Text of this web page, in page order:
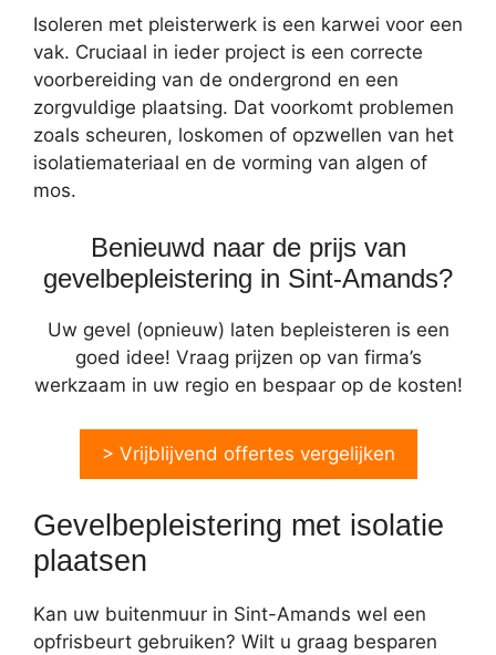
Isoleren met pleisterwerk is een karwei voor een
vak. Cruciaal in ieder project is een correcte
voorbereiding van de ondergrond en een
zorgvuldige plaatsing. Dat voorkomt problemen
zoals scheuren, loskomen of opzwellen van het
isolatiemateriaal en de vorming van algen of
mos.
Benieuwd naar de prijs van
gevelbepleistering in Sint-Amands?
Uw gevel (opnieuw) laten bepleisteren is een
goed idee! Vraag prijzen op van firma’s
werkzaam in uw regio en bespaar op de kosten!
> Vrijblijvend offertes vergelijken
Gevelbepleistering met isolatie
plaatsen
Kan uw buitenmuur in Sint-Amands wel een
opfrisbeurt gebruiken? Wilt u graag besparen